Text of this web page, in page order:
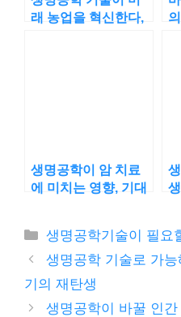
래 농업을 혁신한다,
생명공학이 암 치료
에 미치는 영향, 기대
카
테
리
생명공학기술이 필요
생명공학 기술로 가
기의 재탄생
생명공학이 바꿀 인